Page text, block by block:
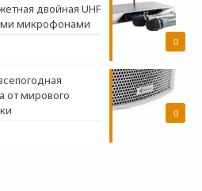
0
двойная UHF
микрофонами
0
от мирового